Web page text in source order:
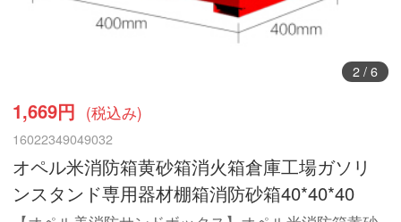
3/ 6
1,669円 (税込み)
16022349049032
オペル米消防箱黄砂箱消火箱倉庫工場ガソリ
ンスタンド専用器材棚箱消防砂箱40*40*40